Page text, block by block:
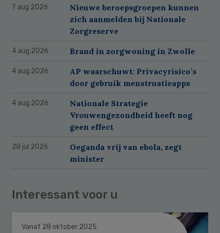
7 aug 2026
Nieuwe beroepsgroepen kunnen
zich aanmelden bij Nationale
Zorgreserve
4 aug 2026 Brand in zorgwoning in Zwolle
4 aug 2026
AP waarschuwt: Privacyrisico’s
door gebruik menstruatieapps
4 aug 2026
Nationale Strategie
Vrouwengezondheid heeft nog
geen effect
28 jul 2026
Oeganda vrij van ebola, zegt
minister
Interessant voor u
Vanaf 28 oktober 2025